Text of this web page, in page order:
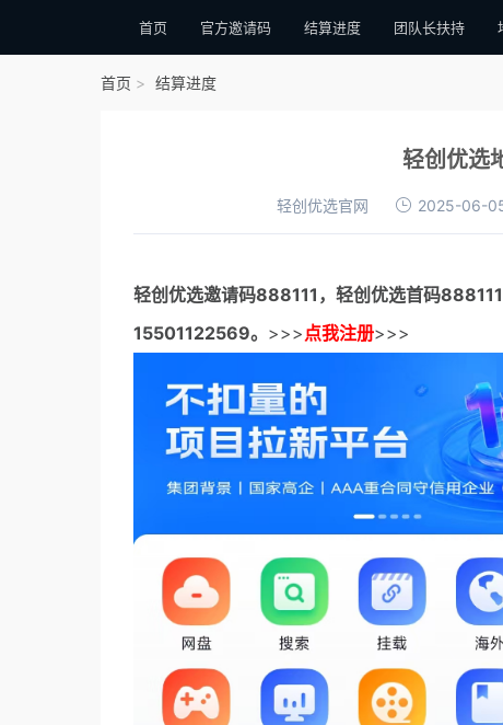
首页 官方邀请码 结算进度 团队长扶持
首页 结算进度
轻创优选
轻创优选官网 2025-06-
轻创优选邀请码888111， 轻创优选首码
15501122569。 >>>点我注册>>>